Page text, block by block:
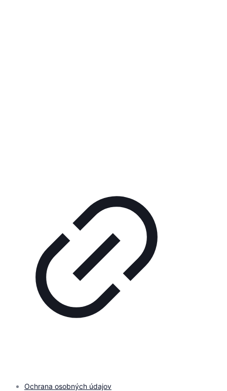
Ochrana osobných údajov